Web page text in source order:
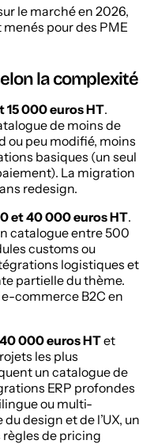
le marché en 2026,
pour des PME
la complexité
15 000 euros HT.
de moins de
ou peu modifié, moins
basiques (un seul
La migration
redesign.
et 40 000 euros HT.
catalogue entre 500
customs ou
logistiques et
partielle du thème.
commerce B2C en
40 000 euros HTet
les plus
un catalogue de
ERP profondes
ou multi-
design et de l’UX, un
règles de pricing